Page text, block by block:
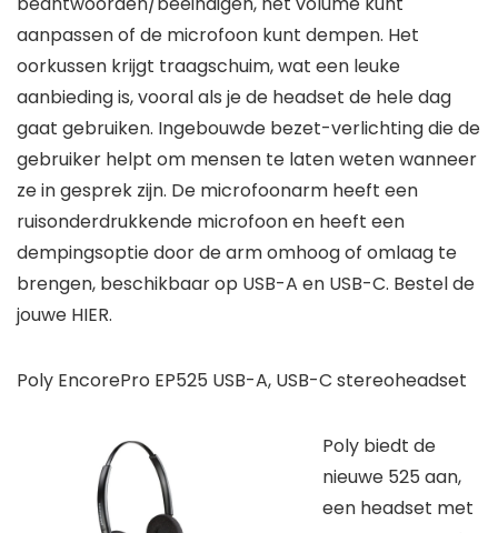
aanpassen of de microfoon kunt dempen. Het
oorkussen krijgt traagschuim, wat een leuke
aanbieding is, vooral als je de headset de hele dag
gaat gebruiken. Ingebouwde bezet-verlichting die de
gebruiker helpt om mensen te laten weten wanneer
ze in gesprek zijn. De microfoonarm heeft een
ruisonderdrukkende microfoon en heeft een
dempingsoptie door de arm omhoog of omlaag te
brengen, beschikbaar op USB-A en USB-C. Bestel de
jouwe HIER.
Poly EncorePro EP525 USB-A, USB-C stereoheadset
Poly biedt de
nieuwe 525 aan,
een headset met